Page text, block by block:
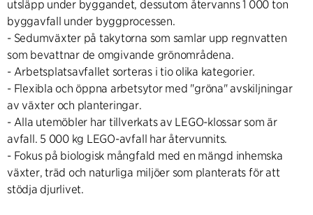
utsläpp under byggandet, dessutom återvanns 1 000 ton
byggavfall under byggprocessen.
- Sedumväxter på takytorna som samlar upp regnvatten
som bevattnar de omgivande grönområdena.
- Arbetsplatsavfallet sorteras i tio olika kategorier.
- Flexibla och öppna arbetsytor med "gröna" avskiljningar
av växter och planteringar.
- Alla utemöbler har tillverkats av LEGO-klossar som är
avfall. 5 000 kg LEGO-avfall har återvunnits.
- Fokus på biologisk mångfald med en mängd inhemska
växter, träd och naturliga miljöer som planterats för att
stödja djurlivet.